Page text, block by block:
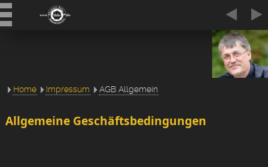
Home Impressum AGB Allgemein
Allgemeine Geschäftsbedingungen